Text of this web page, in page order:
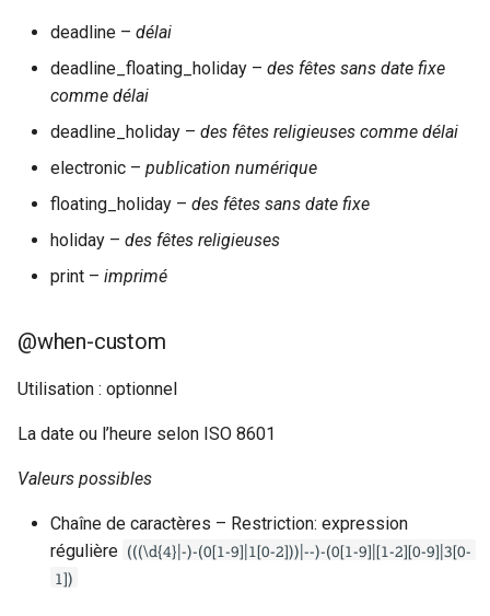
deadline – délai
deadline_floating_holiday – des fêtes sans date fixe
comme délai
deadline_holiday – des fêtes religieuses comme délai
electronic – publication numérique
floating_holiday – des fêtes sans date fixe
holiday – des fêtes religieuses
print – imprimé
@when-custom
Utilisation : optionnel
La date ou l’heure selon ISO 8601
Valeurs possibles
Chaîne de caractères – Restriction: expression
régulière (((\d{4}|-)-(0[1-9]|1[0-2]))|--)-(0[1-9]|[1-2][0-9]|3[0-
1])